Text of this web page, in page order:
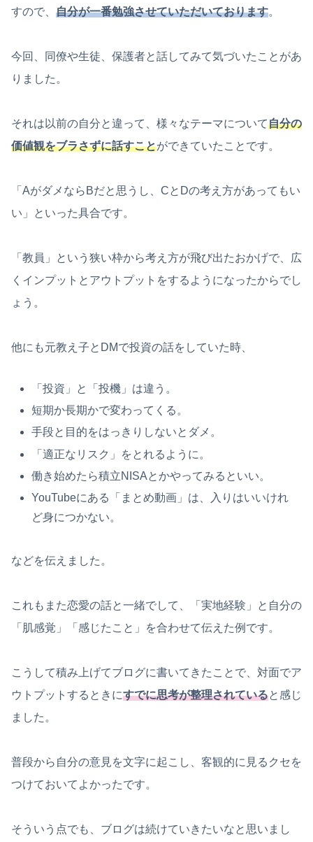
すので、 自分が一番勉強させていただいております。
今回、同僚や生徒、保護者と話してみて気づいたことがあ
りました。
それは以前の自分と違って、様々なテーマについて自分の
価値観をブラさずに話すことができていたことです。
「AがダメならBだと思うし、CとDの考え方があってもい
い」といった具合です。
「教員」という狭い枠から考え方が飛び出たおかげで、広
くインプットとアウトプットをするようになったからでし
ょう。
他にも元教え子とDMで投資の話をしていた時、
「投資」と「投機」は違う。
短期か長期かで変わってくる。
手段と目的をはっきりしないとダメ。
「適正なリスク」をとれるように。
働き始めたら積立NISAとかやってみるといい。
YouTubeにある「まとめ動画」は、入りはいいけれ
ど身につかない。
などを伝えました。
これもまた恋愛の話と一緒でして、「実地経験」と自分の
「肌感覚」「感じたこと」を合わせて伝えた例です。
こうして積み上げてブログに書いてきたことで、対面でア
ウトプットするときにすでに思考が整理されていると感じ
ました。
普段から自分の意見を文字に起こし、客観的に見るクセを
つけておいてよかったです。
そういう点でも、ブログは続けていきたいなと思いまし